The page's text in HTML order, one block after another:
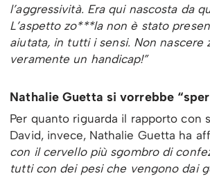
l’aggressività. Era qui nascosta da
L’aspetto zo***la non è stato
aiutata, in tutti i sensi. Non nascere
veramente un handicap!”
Nathalie Guetta si vorrebbe
Per quanto riguarda il rapporto con
David, invece, Nathalie Guetta ha
con il cervello più sgombro di
tutti con dei pesi che vengono dai